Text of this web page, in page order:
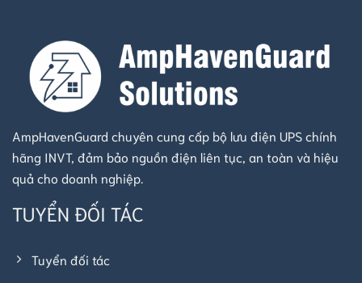
AmpHavenGuard chuyên cung cấp bộ lưu điện UPS chính
hãng INVT, đảm bảo nguồn điện liên tục, an toàn và hiệu
quả cho doanh nghiệp.
TUYỂN ĐỐI TÁC
Tuyển đối tác